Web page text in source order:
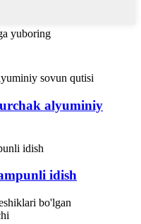
yuboring
alyuminiy
idish